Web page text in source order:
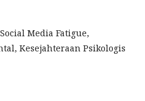
Media Fatigue,
Kesejahteraan Psikologis